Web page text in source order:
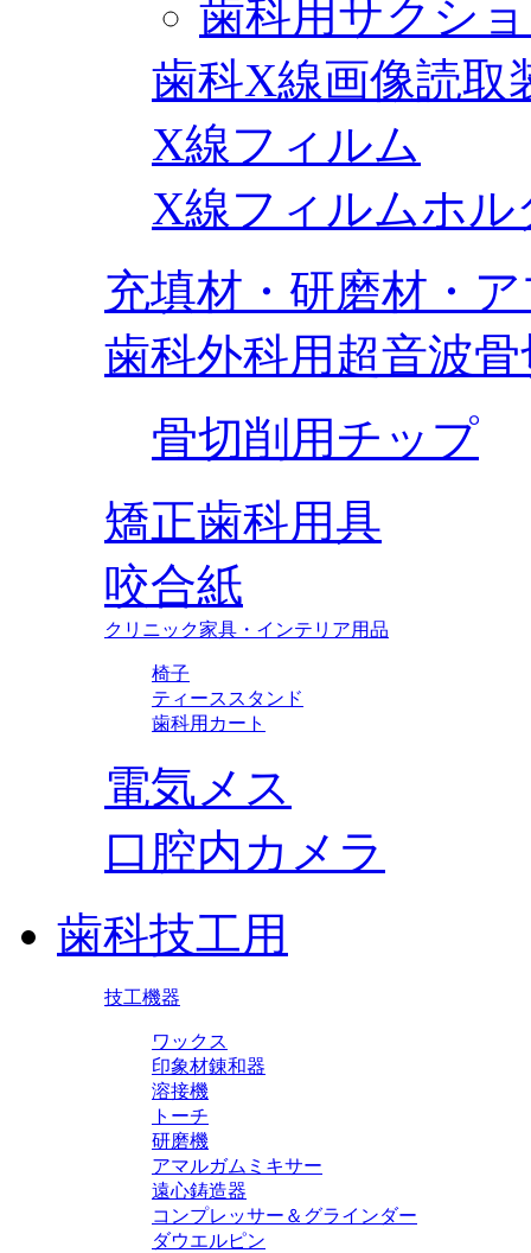
歯科用サクシ
歯科X線画像読取
X線フィルム
X線フィルムホル
充填材・研磨材・
歯科外科用超音波
骨切削用チップ
矯正歯科用具
咬合紙
クリニック家具・インテリア用品
椅子
ティーススタンド
歯科用カート
電気メス
口腔内カメラ
歯科技工用
技工機器
ワックス
印象材錬和器
溶接機
トーチ
研磨機
アマルガムミキサー
遠心鋳造器
コンプレッサー＆グラインダー
ダウエルピン